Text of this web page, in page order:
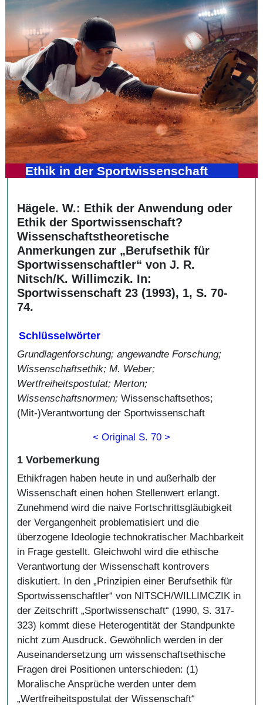
Ethik in der Sportwissenschaft
Hägele. W.: Ethik der Anwendung oder
Ethik der Sportwissenschaft?
Wissenschaftstheoretische
Anmerkungen zur „Berufsethik für
Sportwissenschaftler“ von J. R.
Nitsch/K. Willimczik. In:
Sportwissenschaft 23 (1993), 1, S. 70-
74.
Schlüsselwörter
Grundlagenforschung; angewandte Forschung;
Wissenschaftsethik; M. Weber;
Wertfreiheitspostulat; Merton;
Wissenschaftsnormen; Wissenschaftsethos;
(Mit-)Verantwortung der Sportwissenschaft
< Original S. 70 >
1 Vorbemerkung
Ethikfragen haben heute in und außerhalb der
Wissenschaft einen hohen Stellenwert erlangt.
Zunehmend wird die naive Fortschrittsgläubigkeit
der Vergangenheit problematisiert und die
überzogene Ideologie technokratischer Machbarkeit
in Frage gestellt. Gleichwohl wird die ethische
Verantwortung der Wissenschaft kontrovers
diskutiert. In den „Prinzipien einer Berufsethik für
Sportwissenschaftler“ von NITSCH/WILLIMCZIK in
der Zeitschrift „Sportwissenschaft“ (1990, S. 317-
323) kommt diese Heterogentität der Standpunkte
nicht zum Ausdruck. Gewöhnlich werden in der
Auseinandersetzung um wissenschaftsethische
Fragen drei Positionen unterschieden: (1)
Moralische Ansprüche werden unter dem
„Wertfreiheitspostulat der Wissenschaft“